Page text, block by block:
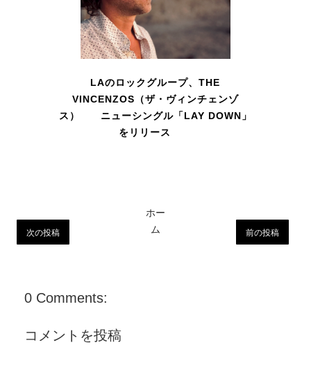
LAのロックグループ、THE
VINCENZOS（ザ・ヴィンチェンゾ
ス） ニューシングル「LAY DOWN」
をリリース
次の投稿 前の投稿
ホー
ム
0 Comments:
コメントを投稿